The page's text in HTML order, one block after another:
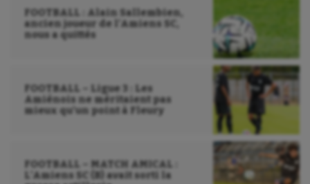
FOOTBALL : Alain Sallembien,
ancien joueur de l’Amiens SC,
nous a quittés
FOOTBALL – Ligue 3 : Les
Amiénois ne méritaient pas
mieux qu’un point à Fleury
FOOTBALL – MATCH AMICAL :
L’Amiens SC (B) avait sorti la